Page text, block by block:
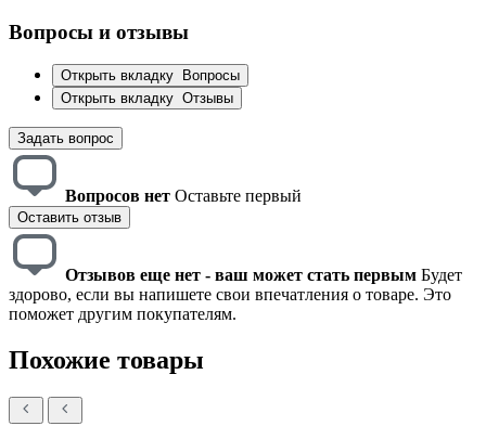
Вопросы и отзывы
Открыть вкладку
Вопросы
Открыть вкладку Отзывы
Задать вопрос
Вопросов нет Оставьте первый
Оставить отзыв
Отзывов еще нет - ваш может стать первым Будет
здорово, если вы напишете свои впечатления о товаре. Это
поможет другим покупателям.
Похожие товары